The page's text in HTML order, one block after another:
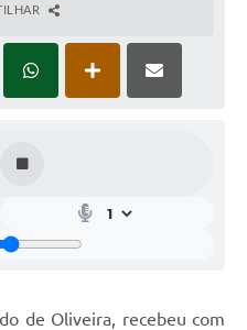
de Oliveira, recebeu com